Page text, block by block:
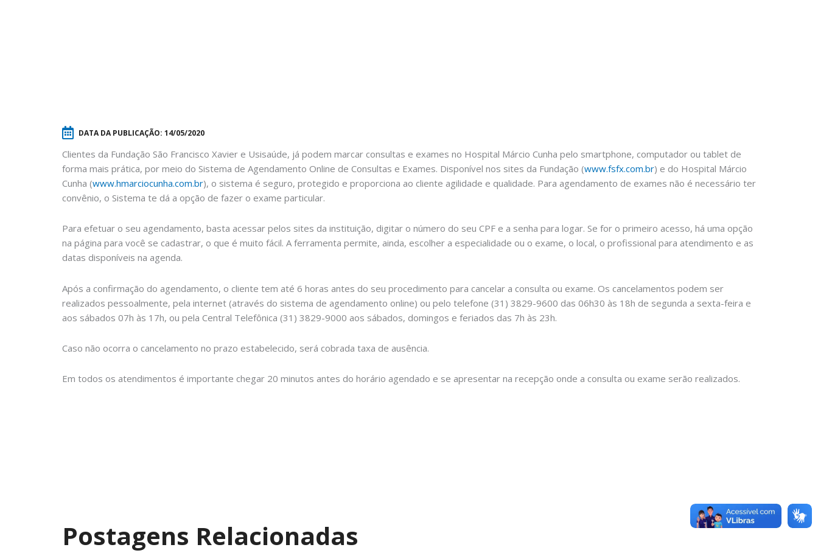
DATA DA PUBLICAÇÃO: 14/05/2020
Clientes da Fundação São Francisco Xavier e Usisaúde, já podem marcar consultas e exames no Hospital Márcio Cunha pelo smartphone, computador ou tablet de
forma mais prática, por meio do Sistema de Agendamento Online de Consultas e Exames. Disponível nos sites da Fundação (www.fsfx.com.br) e do Hospital Márcio
Cunha (www.hmarciocunha.com.br), o sistema é seguro, protegido e proporciona ao cliente agilidade e qualidade. Para agendamento de exames não é necessário ter
convênio, o Sistema te dá a opção de fazer o exame particular.
Para efetuar o seu agendamento, basta acessar pelos sites da instituição, digitar o número do seu CPF e a senha para logar. Se for o primeiro acesso, há uma opção
na página para você se cadastrar, o que é muito fácil. A ferramenta permite, ainda, escolher a especialidade ou o exame, o local, o profissional para atendimento e as
datas disponíveis na agenda.
Após a confirmação do agendamento, o cliente tem até 6 horas antes do seu procedimento para cancelar a consulta ou exame. Os cancelamentos podem ser
realizados pessoalmente, pela internet (através do sistema de agendamento online) ou pelo telefone (31) 3829-9600 das 06h30 às 18h de segunda a sexta-feira e
aos sábados 07h às 17h, ou pela Central Telefônica (31) 3829-9000 aos sábados, domingos e feriados das 7h às 23h.
Caso não ocorra o cancelamento no prazo estabelecido, será cobrada taxa de ausência.
Em todos os atendimentos é importante chegar 20 minutos antes do horário agendado e se apresentar na recepção onde a consulta ou exame serão realizados.
Postagens Relacionadas